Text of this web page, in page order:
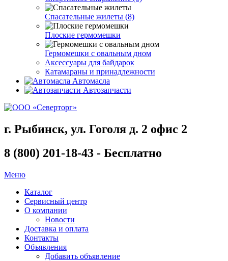
Спасательные жилеты (8)
Плоские гермомешки
Гермомешки с овальным дном
Аксессуары для байдарок
Катамараны и принадлежности
Автомасла
Автозапчасти
г. Рыбинск, ул. Гоголя д. 2 офис 2
8 (800) 201-18-43 - Бесплатно
Меню
Каталог
Сервисный центр
О компании
Новости
Доставка и оплата
Контакты
Объявления
Добавить объявление